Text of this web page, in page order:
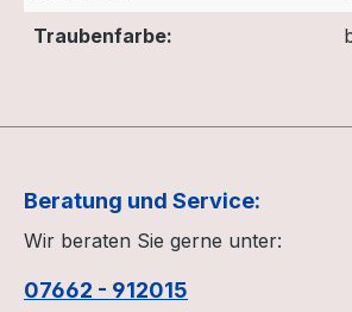
Traubenfarbe:
Beratung und Service:
Wir beraten Sie gerne unter:
07662 - 912015